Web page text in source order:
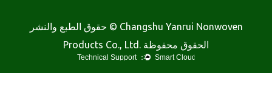
حقوق الطبع والنشر © Changshu Yanrui Nonwoven
Products Co., Ltd. الحقوق محفوظة